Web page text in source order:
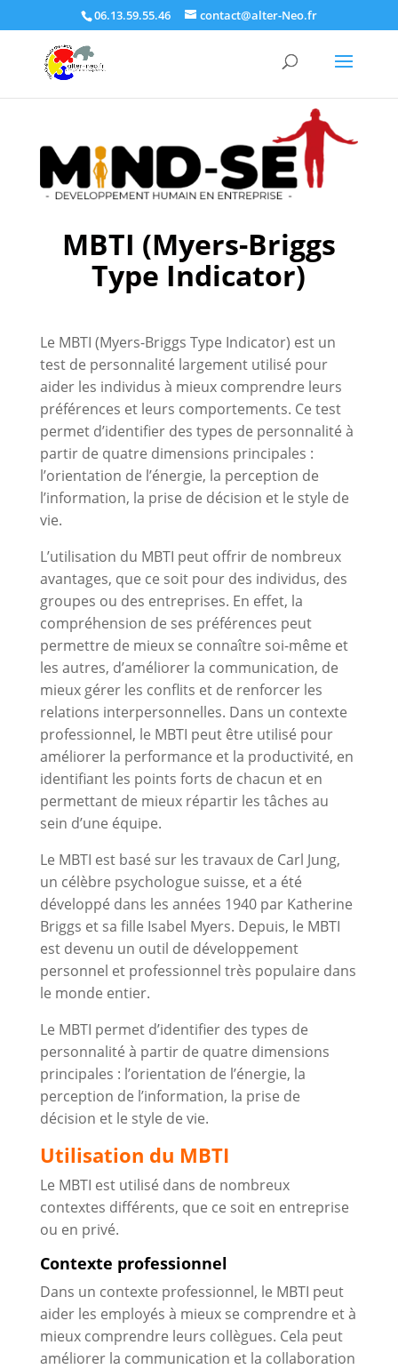
06.13.59.55.46 contact@alter-Neo.fr
MBTI (Myers-Briggs
Type Indicator)
Le MBTI (Myers-Briggs Type Indicator) est un
test de personnalité largement utilisé pour
aider les individus à mieux comprendre leurs
préférences et leurs comportements. Ce test
permet d’identifier des types de personnalité à
partir de quatre dimensions principales :
l’orientation de l’énergie, la perception de
l’information, la prise de décision et le style de
vie.
L’utilisation du MBTI peut offrir de nombreux
avantages, que ce soit pour des individus, des
groupes ou des entreprises. En effet, la
compréhension de ses préférences peut
permettre de mieux se connaître soi-même et
les autres, d’améliorer la communication, de
mieux gérer les conflits et de renforcer les
relations interpersonnelles. Dans un contexte
professionnel, le MBTI peut être utilisé pour
améliorer la performance et la productivité, en
identifiant les points forts de chacun et en
permettant de mieux répartir les tâches au
sein d’une équipe.
Le MBTI est basé sur les travaux de Carl Jung,
un célèbre psychologue suisse, et a été
développé dans les années 1940 par Katherine
Briggs et sa fille Isabel Myers. Depuis, le MBTI
est devenu un outil de développement
personnel et professionnel très populaire dans
le monde entier.
Le MBTI permet d’identifier des types de
personnalité à partir de quatre dimensions
principales : l’orientation de l’énergie, la
perception de l’information, la prise de
décision et le style de vie.
Utilisation du MBTI
Le MBTI est utilisé dans de nombreux
contextes différents, que ce soit en entreprise
ou en privé.
Contexte professionnel
Dans un contexte professionnel, le MBTI peut
aider les employés à mieux se comprendre et à
mieux comprendre leurs collègues. Cela peut
améliorer la communication et la collaboration